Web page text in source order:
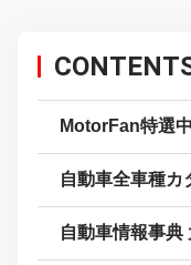
MotorFan特選
自動車全車種カ
自動車情報事典